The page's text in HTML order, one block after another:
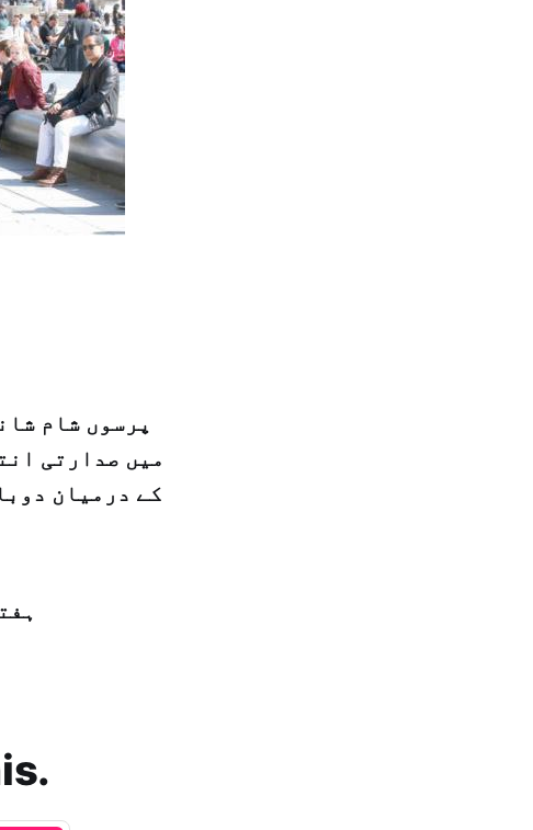
پرسوں شام
میں صدارتی
کے درمیان
ہفتہ 25 رجب 1438ہجری – 22 اپریل